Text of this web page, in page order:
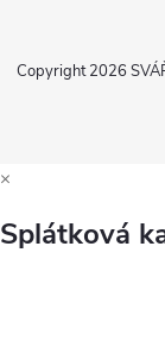
Copyright 2026
×
Splátková